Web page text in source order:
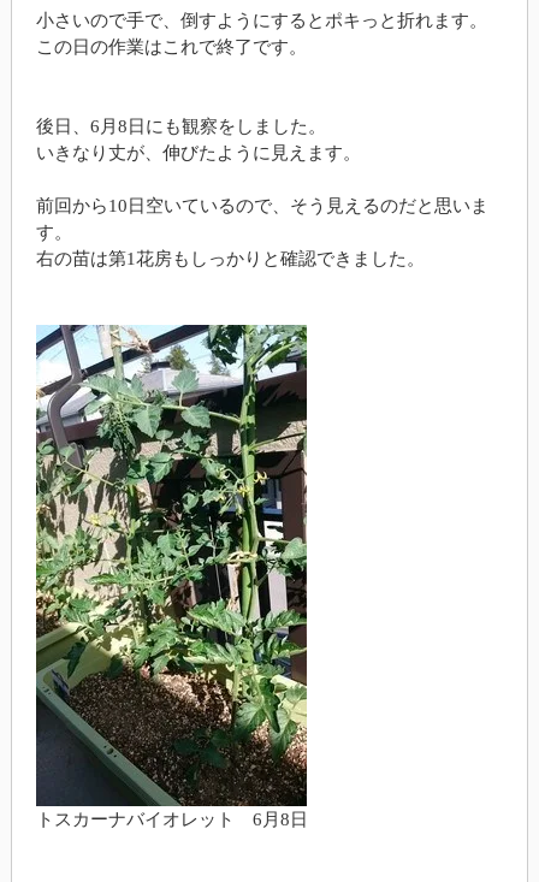
小さいので手で、倒すようにするとポキっと折れます。
この日の作業はこれで終了です。
後日、6月8日にも観察をしました。
いきなり丈が、伸びたように見えます。
前回から10日空いているので、そう見えるのだと思いま
す。
右の苗は第1花房もしっかりと確認できました。
トスカーナバイオレット 6月8日